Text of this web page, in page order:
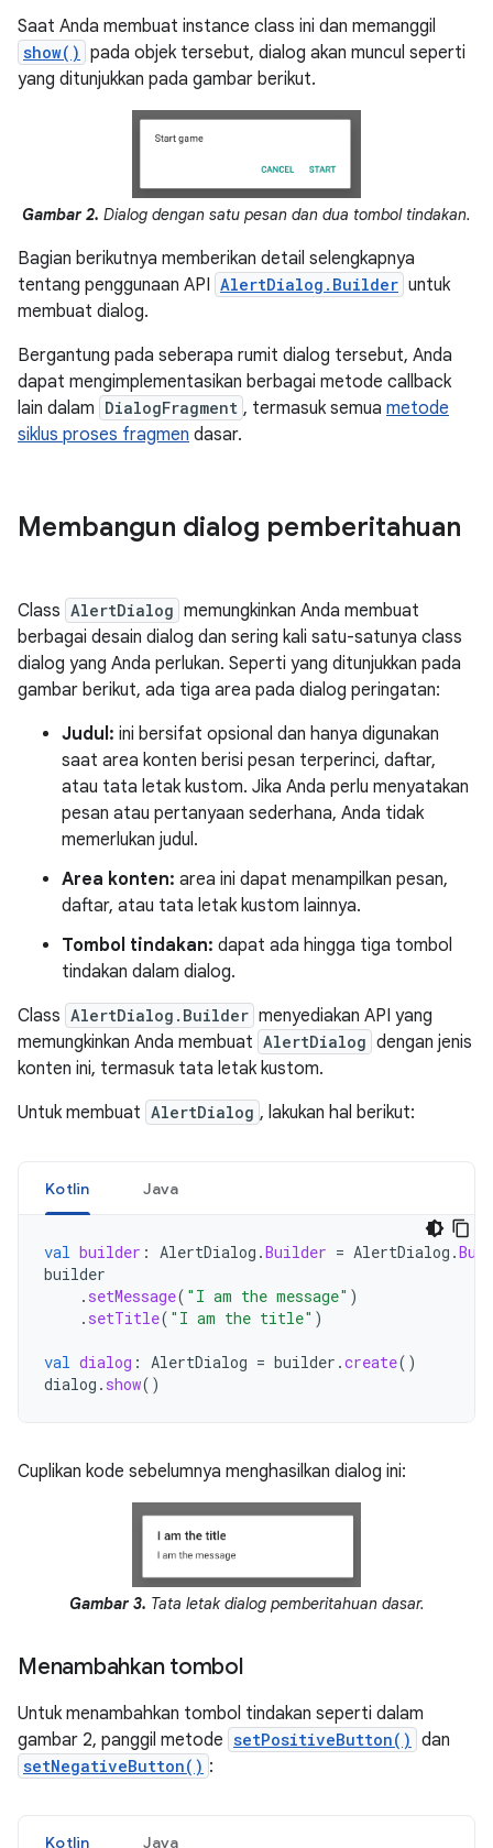
Saat Anda membuat instance class ini dan memanggil
show() pada objek tersebut, dialog akan muncul seperti
yang ditunjukkan pada gambar berikut.
Gambar 2. Dialog dengan satu pesan dan dua tombol tindakan.
Bagian berikutnya memberikan detail selengkapnya
tentang penggunaan API AlertDialog.Builder untuk
membuat dialog.
Bergantung pada seberapa rumit dialog tersebut, Anda
dapat mengimplementasikan berbagai metode callback
lain dalam DialogFragment , termasuk semua metode
siklus proses fragmen dasar.
Membangun dialog pemberitahuan
Class AlertDialog memungkinkan Anda membuat
berbagai desain dialog dan sering kali satu-satunya class
dialog yang Anda perlukan. Seperti yang ditunjukkan pada
gambar berikut, ada tiga area pada dialog peringatan:
Judul: ini bersifat opsional dan hanya digunakan
saat area konten berisi pesan terperinci, daftar,
atau tata letak kustom. Jika Anda perlu menyatakan
pesan atau pertanyaan sederhana, Anda tidak
memerlukan judul.
Area konten: area ini dapat menampilkan pesan,
daftar, atau tata letak kustom lainnya.
Tombol tindakan: dapat ada hingga tiga tombol
tindakan dalam dialog.
Class AlertDialog.Builder menyediakan API yang
memungkinkan Anda membuat AlertDialog dengan jenis
konten ini, termasuk tata letak kustom.
Untuk membuat AlertDialog , lakukan hal berikut:
Kotlin Java
val builder : AlertDialog .Builder = AlertDialog .
builder
. setMessage( "I am the message" )
. setTitle( "I am the title" )
val dialog : AlertDialog = builder .create()
dialog . show()
Cuplikan kode sebelumnya menghasilkan dialog ini:
Gambar 3. Tata letak dialog pemberitahuan dasar.
Menambahkan tombol
Untuk menambahkan tombol tindakan seperti dalam
gambar 2, panggil metode setPositiveButton() dan
setNegativeButton() :
Kotlin Java